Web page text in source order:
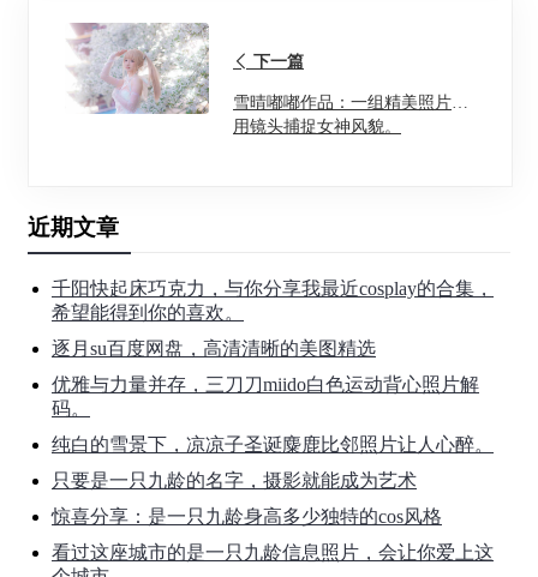
下一篇
雪晴嘟嘟作品：一组精美照片，
用镜头捕捉女神风貌。
近期文章
千阳快起床巧克力，与你分享我最近cosplay的合集，
希望能得到你的喜欢。
逐月su百度网盘，高清清晰的美图精选
优雅与力量并存，三刀刀miido白色运动背心照片解
码。
纯白的雪景下，凉凉子圣诞麋鹿比邻照片让人心醉。
只要是一只九龄的名字，摄影就能成为艺术
惊喜分享：是一只九龄身高多少独特的cos风格
看过这座城市的是一只九龄信息照片，会让你爱上这